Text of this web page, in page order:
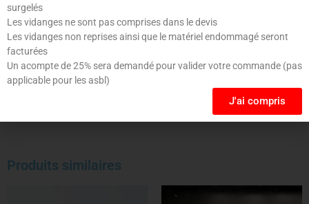
Enregistrer mon nom, mon e-mail et mon site dans
le navigateur pour mon prochain commentaire.
Produits similaires
surgelés
Les vidanges ne sont pas comprises dans le devis
Les vidanges non reprises ainsi que le matériel endommagé seront
facturées
Un acompte de 25% sera demandé pour valider votre commande (pas
applicable pour les asbl)
J'ai compris